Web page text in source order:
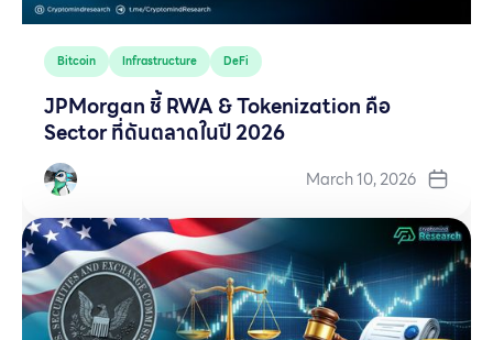
Bitcoin Infrastructure DeFi
JPMorgan ชี้ RWA & Tokenization คือ
Sector ที่ดันตลาดในปี 2026
March 10, 2026